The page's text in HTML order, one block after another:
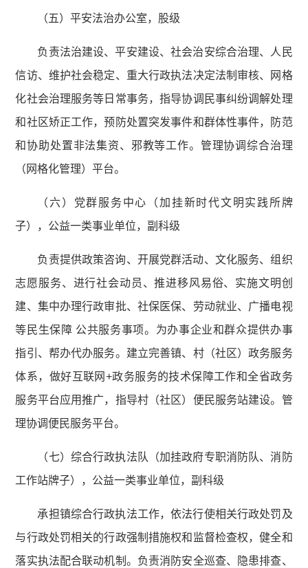
（五）平安法治办公室，股级
负责法治建设、平安建设、社会治安综合治理、人民
信访、维护社会稳定、重大行政执法决定法制审核、网格
化社会治理服务等日常事务，指导协调民事纠纷调解处理
和社区矫正工作，预防处置突发事件和群体性事件，防范
和协助处置非法集资、邪教等工作。管理协调综合治理
（网格化管理）平台。
（六）党群服务中心（加挂新时代文明实践所牌
子），公益一类事业单位，副科级
负责提供政策咨询、开展党群活动、文化服务、组织
志愿服务、进行社会动员、推进移风易俗、实施文明创
建、集中办理行政审批、社保医保、劳动就业、广播电视
等民生保障 公共服务事项。为办事企业和群众提供办事
指引、帮办代办服务。建立完善镇、村（社区）政务服务
体系，做好互联网+政务服务的技术保障工作和全省政务
服务平台应用推广，指导村（社区）便民服务站建设。管
理协调便民服务平台。
（七）综合行政执法队（加挂政府专职消防队、消防
工作站牌子），公益一类事业单位，副科级
承担镇综合行政执法工作，依法行使相关行政处罚及
与行政处罚相关的行政强制措施权和监督检查权，健全和
落实执法配合联动机制。负责消防安全巡查、隐患排查、